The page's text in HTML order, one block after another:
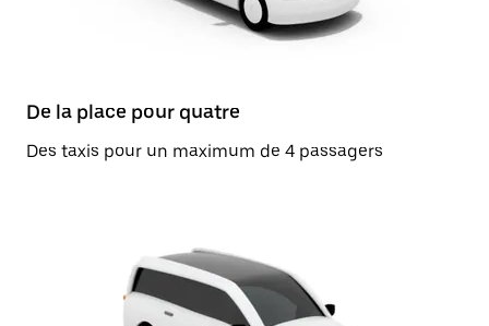
De la place pour quatre
Des taxis pour un maximum de 4 passagers